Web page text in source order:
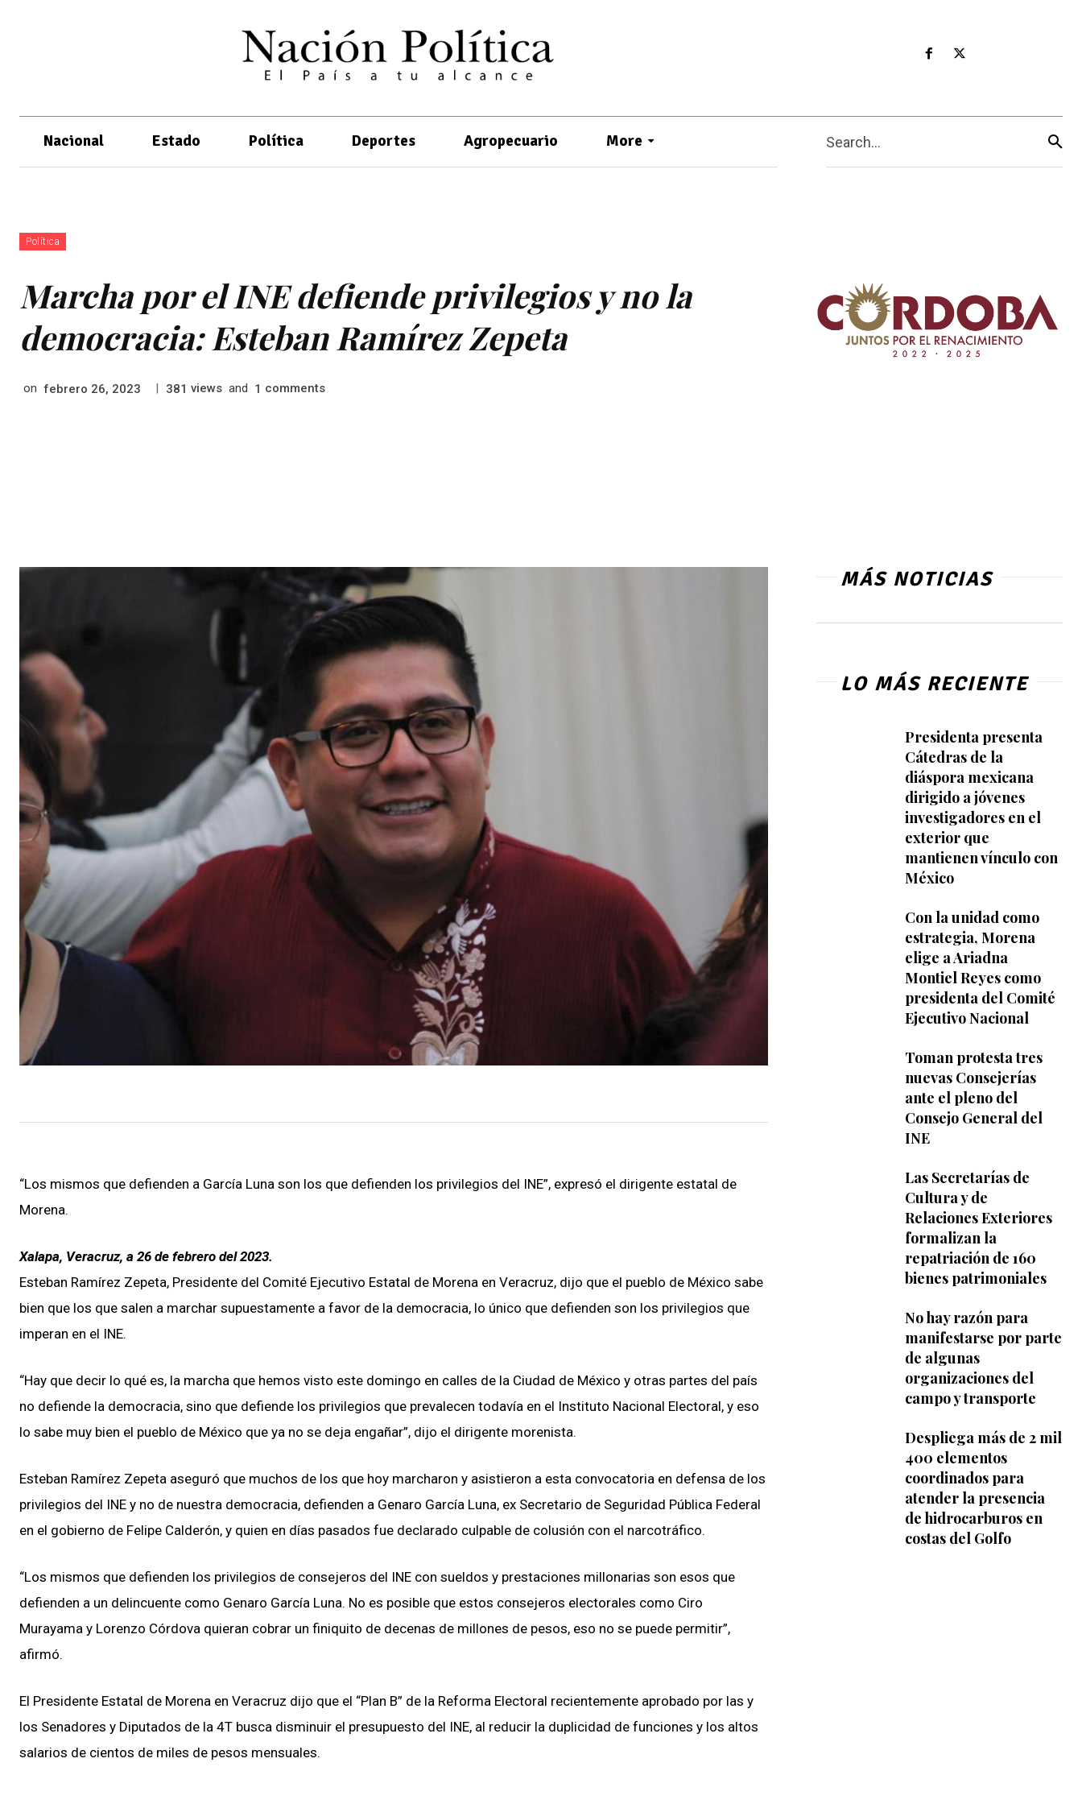
Nacional Estado Política Deportes Agropecuario More Search...
Política
Marcha por el INE defiende privilegios y no la
democracia: Esteban Ramírez Zepeta
on febrero 26, 2023 381 views and 1 comments
“Los mismos que defienden a García Luna son los que defienden los privilegios del INE”, expresó el dirigente estatal de
Morena.
Xalapa, Veracruz, a 26 de febrero del 2023.
Esteban Ramírez Zepeta, Presidente del Comité Ejecutivo Estatal de Morena en Veracruz, dijo que el pueblo de México sabe
bien que los que salen a marchar supuestamente a favor de la democracia, lo único que defienden son los privilegios que
imperan en el INE.
“Hay que decir lo qué es, la marcha que hemos visto este domingo en calles de la Ciudad de México y otras partes del país
no defiende la democracia, sino que defiende los privilegios que prevalecen todavía en el Instituto Nacional Electoral, y eso
lo sabe muy bien el pueblo de México que ya no se deja engañar”, dijo el dirigente morenista.
Esteban Ramírez Zepeta aseguró que muchos de los que hoy marcharon y asistieron a esta convocatoria en defensa de los
privilegios del INE y no de nuestra democracia, defienden a Genaro García Luna, ex Secretario de Seguridad Pública Federal
en el gobierno de Felipe Calderón, y quien en días pasados fue declarado culpable de colusión con el narcotráfico.
“Los mismos que defienden los privilegios de consejeros del INE con sueldos y prestaciones millonarias son esos que
defienden a un delincuente como Genaro García Luna. No es posible que estos consejeros electorales como Ciro
Murayama y Lorenzo Córdova quieran cobrar un finiquito de decenas de millones de pesos, eso no se puede permitir”,
afirmó.
El Presidente Estatal de Morena en Veracruz dijo que el “Plan B” de la Reforma Electoral recientemente aprobado por las y
los Senadores y Diputados de la 4T busca disminuir el presupuesto del INE, al reducir la duplicidad de funciones y los altos
salarios de cientos de miles de pesos mensuales.
MÁS NOTICIAS
LO MÁS RECIENTE
Presidenta presenta
Cátedras de la
diáspora mexicana
dirigido a jóvenes
investigadores en el
exterior que
mantienen vínculo con
México
Con la unidad como
estrategia, Morena
elige a Ariadna
Montiel Reyes como
presidenta del Comité
Ejecutivo Nacional
Toman protesta tres
nuevas Consejerías
ante el pleno del
Consejo General del
INE
Las Secretarías de
Cultura y de
Relaciones Exteriores
formalizan la
repatriación de 160
bienes patrimoniales
No hay razón para
manifestarse por parte
de algunas
organizaciones del
campo y transporte
Despliega más de 2 mil
400 elementos
coordinados para
atender la presencia
de hidrocarburos en
costas del Golfo